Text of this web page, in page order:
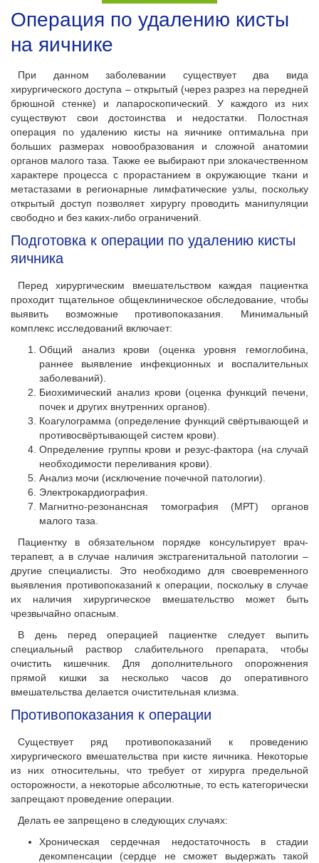
Операция по удалению кисты
на яичнике
При данном заболевании существует два вида
хирургического доступа – открытый (через разрез на передней
брюшной стенке) и лапароскопический. У каждого из них
существуют свои достоинства и недостатки. Полостная
операция по удалению кисты на яичнике оптимальна при
больших размерах новообразования и сложной анатомии
органов малого таза. Также ее выбирают при злокачественном
характере процесса с прорастанием в окружающие ткани и
метастазами в регионарные лимфатические узлы, поскольку
открытый доступ позволяет хирургу проводить манипуляции
свободно и без каких-либо ограничений.
Подготовка к операции по удалению кисты
яичника
Перед хирургическим вмешательством каждая пациентка
проходит тщательное общеклиническое обследование, чтобы
выявить возможные противопоказания. Минимальный
комплекс исследований включает:
Общий анализ крови (оценка уровня гемоглобина,
раннее выявление инфекционных и воспалительных
заболеваний).
Биохимический анализ крови (оценка функций печени,
почек и других внутренних органов).
Коагулограмма (определение функций свёртывающей и
противосвёртывающей систем крови).
Определение группы крови и резус-фактора (на случай
необходимости переливания крови).
Анализ мочи (исключение почечной патологии).
Электрокардиография.
Магнитно-резонансная томография (МРТ) органов
малого таза.
Пациентку в обязательном порядке консультирует врач-
терапевт, а в случае наличия экстрагенитальной патологии –
другие специалисты. Это необходимо для своевременного
выявления противопоказаний к операции, поскольку в случае
их наличия хирургическое вмешательство может быть
чрезвычайно опасным.
В день перед операцией пациентке следует выпить
специальный раствор слабительного препарата, чтобы
очистить кишечник. Для дополнительного опорожнения
прямой кишки за несколько часов до оперативного
вмешательства делается очистительная клизма.
Противопоказания к операции
Существует ряд противопоказаний к проведению
хирургического вмешательства при кисте яичника. Некоторые
из них относительны, что требует от хирурга предельной
осторожности, а некоторые абсолютные, то есть категорически
запрещают проведение операции.
Делать ее запрещено в следующих случаях:
Хроническая сердечная недостаточность в стадии
декомпенсации (сердце не сможет выдержать такой